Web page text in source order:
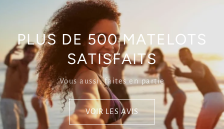
PLUS DE 500 MATELOTS
SATISFAITS
Vous aussi, faites en partie
VOIR LES AVIS